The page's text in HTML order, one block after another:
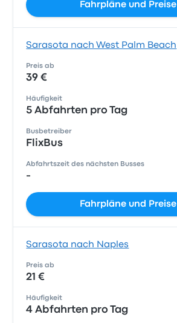
Fahrpläne und Preise
Sarasota nach West Palm Beach
Preis ab
39 €
Häufigkeit
5 Abfahrten pro Tag
Busbetreiber
FlixBus
Abfahrtszeit des nächsten Busses
-
Fahrpläne und Preise
Sarasota nach Naples
Preis ab
21 €
Häufigkeit
4 Abfahrten pro Tag